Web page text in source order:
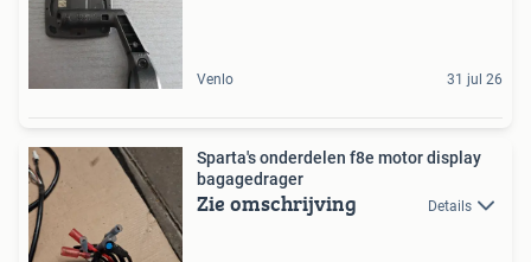
Venlo 31 jul 26
Sparta's onderdelen f8e motor display
bagagedrager
Zie omschrijving Details